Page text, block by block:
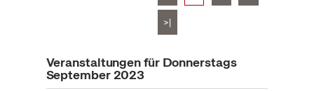
>|
Veranstaltungen für Donnerstags
September 2023